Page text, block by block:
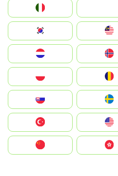
South Korea
United States
中國香港特別行政區